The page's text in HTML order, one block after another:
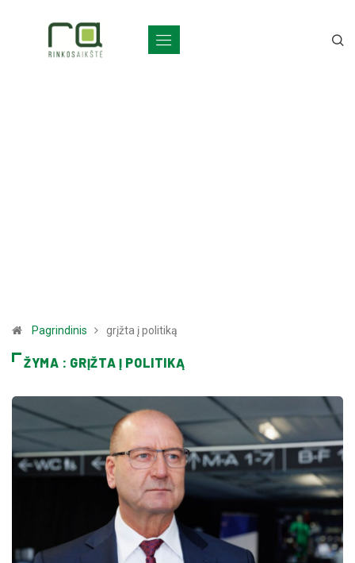
Pagrindinis grįžta į politiką
ŽYMA : GRĮŽTA Į POLITIKĄ